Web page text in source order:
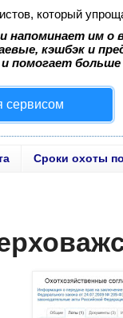
который
напоминает им о
кэшбэк и
помогает
сервисом
Сроки охоты